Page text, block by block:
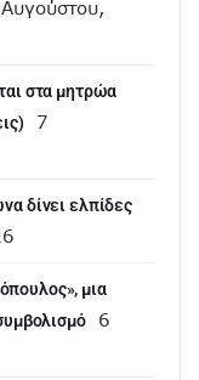
στα μητρώα
7
δίνει ελπίδες
μια
6